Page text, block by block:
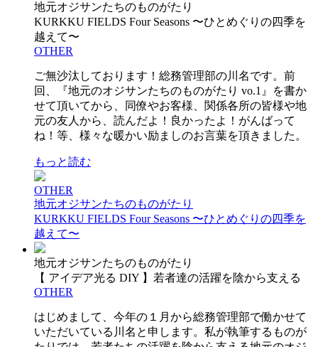
地元オジサンたちのものがたり
KURKKU FIELDS Four Seasons 〜ひとめぐりの四季を
越えて〜
OTHER
ご無沙汰しております！総務管理部の川名です。前
回、『地元のオジサンたちのものがたり vo.1』を書か
せて頂いてから、同僚やお客様、関係各所の皆様や地
元の友人から、読んだよ！良かったよ！がんばって
ね！等、様々な暖かい励ましのお言葉を頂きました。
もっと読む
OTHER
地元オジサンたちのものがたり
KURKKU FIELDS Four Seasons 〜ひとめぐりの四季を
越えて〜
地元オジサンたちのものがたり
【 アイデア光る DIY 】若者達の活躍を陰から支える
OTHER
はじめまして、今年の１月から総務管理部で働かせて
いただいている川名と申します。私が執筆するものが